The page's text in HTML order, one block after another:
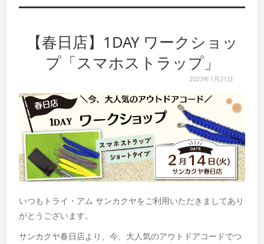
【春日店】1DAY ワークショッ
プ「スマホストラップ」
2023年1月21日
いつもトライ・アム サンカクヤをご利用いただきましてあり
がとうございます。
サンカクヤ春日店より、今、大人気のアウトドアコードでつ